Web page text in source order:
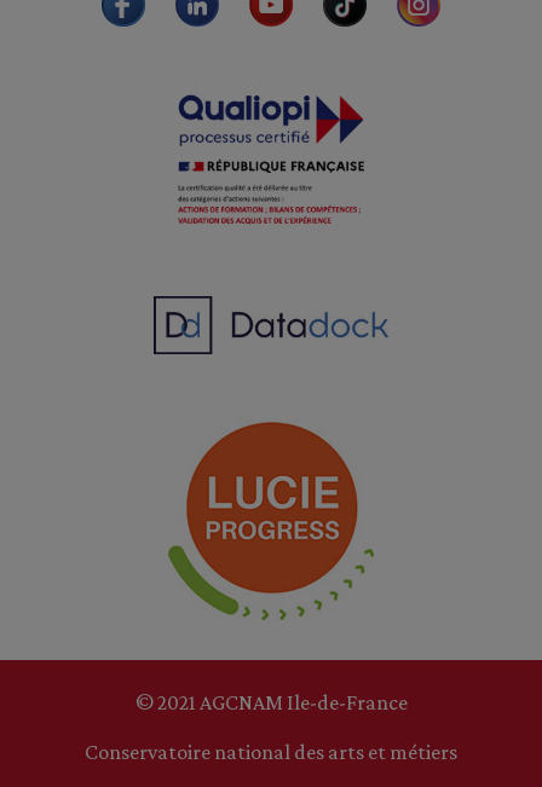
© 2021 AGCNAM Ile-de-France
Conservatoire national des arts et métiers